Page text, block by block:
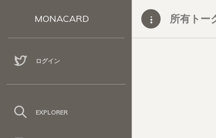
MONACARD
ログイン
EXPLORER
所有トー